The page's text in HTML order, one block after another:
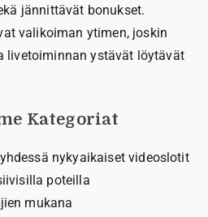
jännittävät bonukset.
valikoiman ytimen, joskin
livetoiminnan ystävät löytävät
Kategoriat
nykyaikaiset videoslotit
poteilla
mukana